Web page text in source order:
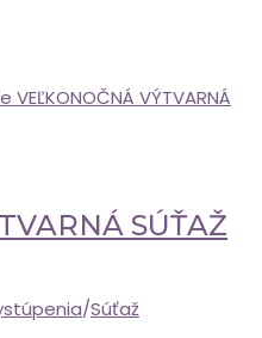
SÚŤAŽ
/Súťaž